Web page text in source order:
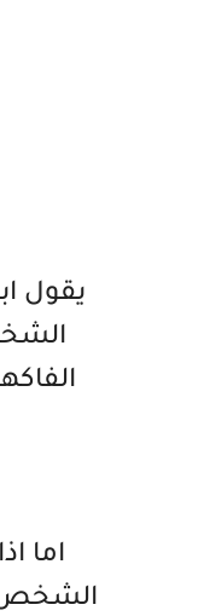
يقول
اما
الشخص